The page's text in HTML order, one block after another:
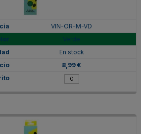
VIN-OR-M-VD
Verde
En stock
8,99 €